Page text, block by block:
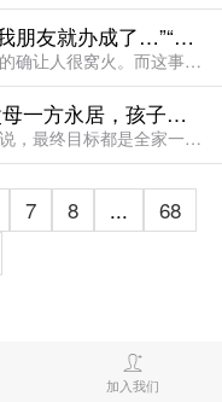
加入我们
英国签证十大拒签理由：“我朋友就办成了…”“移民局说…”“这种情况能通融吧”？
对于想来英的人来说，签证被拒的确让人很窝火。而这事相对隐私，听起来总给人一种不公平的感觉。事实上，申请英国签证被拒是常事，而英国内政部（Home Office）也没有厚此薄彼。毕竟，不管申请成功还是拒
英国移民"大放水"？只要父母一方永居，孩子直接"送身份"！来英国免费享受顶尖教育！
对于很多目标拿到英国永居的人说，最终目标都是全家一起在英国团聚生活，让孩子获得更好的教育，大人也可顺利在英工作、创业。但近日，随着英国移民白皮书的发布，英国本土移民政策逐渐收紧，让不少家庭为规划来英身
7 8 ...
68